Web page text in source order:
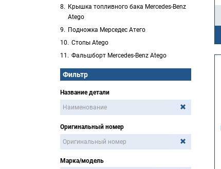
Крышка топливного бака Mercedes-Benz
Atego
Подножка Мерседес Атего
Стопы Atego
Фальшборт Mercedes-Benz Atego
Фильтр
Название детали
Оригинальный номер
Марка/модель